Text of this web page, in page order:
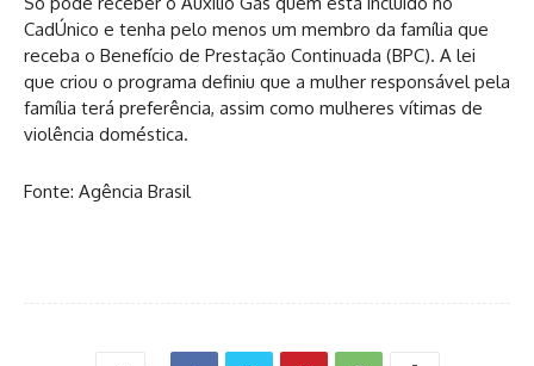
CadÚnico e tenha pelo menos um membro da família que
receba o Benefício de Prestação Continuada (BPC). A lei
que criou o programa definiu que a mulher responsável pela
família terá preferência, assim como mulheres vítimas de
violência doméstica.
Fonte: Agência Brasil